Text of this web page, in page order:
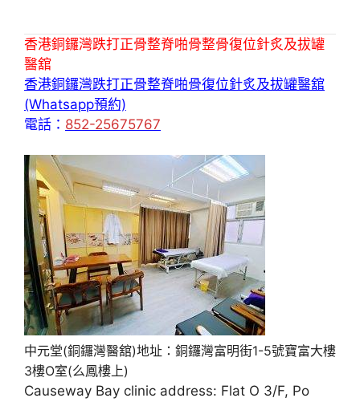
香港銅鑼灣跌打正骨整脊啪骨整骨復位針炙及拔罐
醫舘
香港銅鑼灣跌打正骨整脊啪骨復位針炙及拔罐醫舘
(Whatsapp預約)
電話： 852-25675767
中元堂(銅鑼灣醫舘)地址：銅鑼灣富明街1-5號寶富大樓
3樓O室(么鳳樓上)
Causeway Bay clinic address: Flat O 3/F, Po